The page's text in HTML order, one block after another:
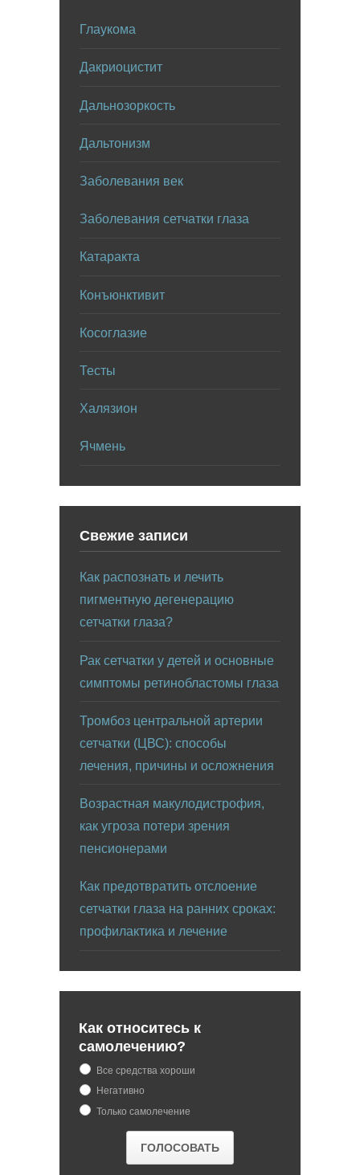
Глаукома
Дакриоцистит
Дальнозоркость
Дальтонизм
Заболевания век
Заболевания сетчатки глаза
Катаракта
Конъюнктивит
Косоглазие
Тесты
Халязион
Ячмень
Свежие записи
Как распознать и лечить
пигментную дегенерацию
сетчатки глаза?
Рак сетчатки у детей и основные
симптомы ретинобластомы глаза
Тромбоз центральной артерии
сетчатки (ЦВС): способы
лечения, причины и осложнения
Возрастная макулодистрофия,
как угроза потери зрения
пенсионерами
Как предотвратить отслоение
сетчатки глаза на ранних сроках:
профилактика и лечение
Как относитесь к
самолечению?
Все средства хороши
Негативно
Только самолечение